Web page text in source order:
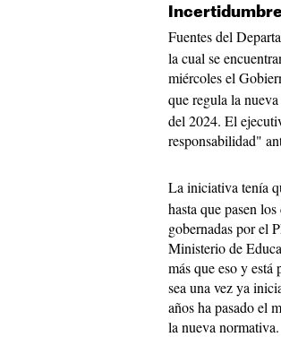
Fuentes del
la cual se
miércoles el
que regula la nueva
del 2024. El
responsabilidad"
La iniciativa tenía
hasta que pasen
gobernadas por el
Ministerio de
más que eso y está
sea una vez ya
años ha pasado el
la nueva normativa.